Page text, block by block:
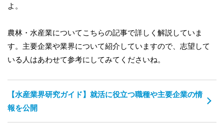
よ。
農林・水産業についてこちらの記事で詳しく解説していま
す。主要企業や業界について紹介していますので、志望して
いる人はあわせて参考にしてみてくださいね。
【水産業界研究ガイド】就活に役立つ職種や主要企業の情
報を公開